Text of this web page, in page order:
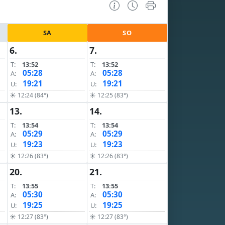
SA SO
6.
T:
13:52
A:
05:28
U: 19:21
☀ 12:24 (84°)
7.
T:
13:52
A:
05:28
U: 19:21
☀ 12:25 (83°)
13.
T:
13:54
A:
05:29
U: 19:23
☀ 12:26 (83°)
14.
T:
13:54
A:
05:29
U: 19:23
☀ 12:26 (83°)
20.
T:
13:55
A:
05:30
U: 19:25
☀ 12:27 (83°)
21.
T:
13:55
A:
05:30
U: 19:25
☀ 12:27 (83°)